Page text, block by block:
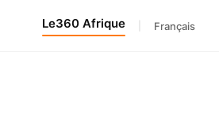
Le360 Afrique Français